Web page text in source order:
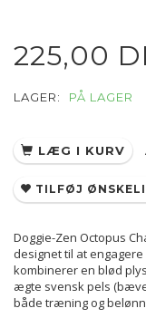
225,00
LAGER: PÅ LAGER
LÆG I KURV
TILFØJ
Doggie-Zen Octopus
designet til at
kombinerer en blød
ægte svensk pels
både træning og